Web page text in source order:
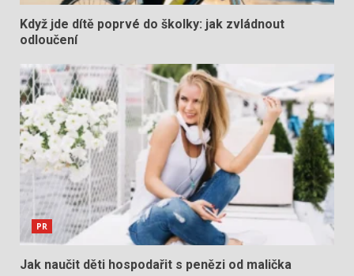
Když jde dítě poprvé do školky: jak zvládnout
odloučení
PR
Jak naučit děti hospodařit s penězi od malička